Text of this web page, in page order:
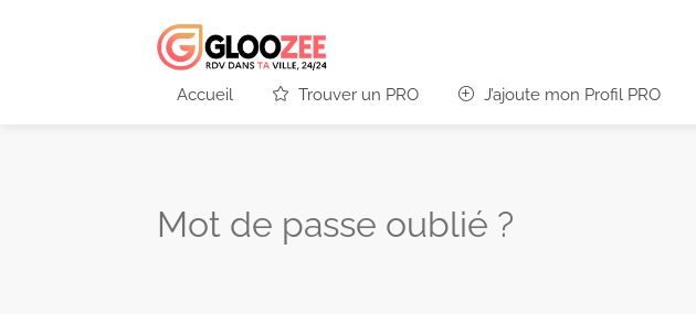
Accueil Trouver un PRO J’ajoute mon Profil PRO
Mot de passe oublié ?